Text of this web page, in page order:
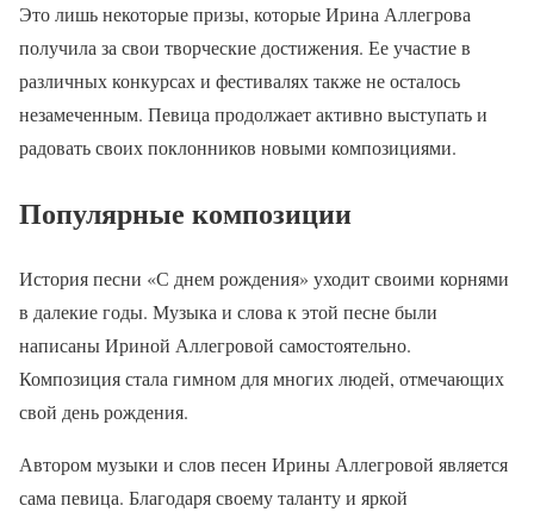
Это лишь некоторые призы, которые Ирина Аллегрова
получила за свои творческие достижения. Ее участие в
различных конкурсах и фестивалях также не осталось
незамеченным. Певица продолжает активно выступать и
радовать своих поклонников новыми композициями.
Популярные композиции
История песни «С днем рождения» уходит своими корнями
в далекие годы. Музыка и слова к этой песне были
написаны Ириной Аллегровой самостоятельно.
Композиция стала гимном для многих людей, отмечающих
свой день рождения.
Автором музыки и слов песен Ирины Аллегровой является
сама певица. Благодаря своему таланту и яркой